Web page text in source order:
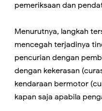
pemeriksaan dan
Menurutnya, langkah
mencegah terjadinya
pencurian dengan
dengan kekerasan
kendaraan bermotor
kapan saja apabila